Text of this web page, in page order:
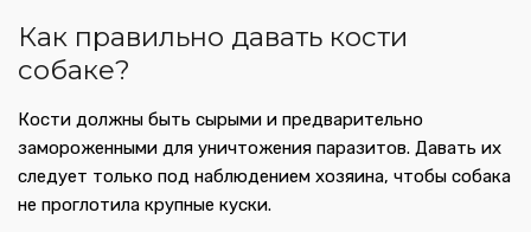
Как правильно давать кости
собаке?
Кости должны быть сырыми и предварительно
замороженными для уничтожения паразитов. Давать их
следует только под наблюдением хозяина, чтобы собака
не проглотила крупные куски.